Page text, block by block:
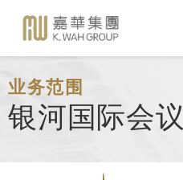
业务范围
银河国际会